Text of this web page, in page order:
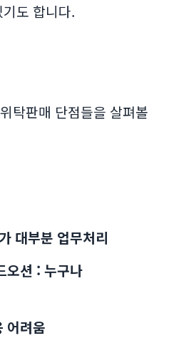
도 합니다.
탁판매 단점들을 살펴볼
대부분 업무처리
오션 : 누구나
어려움